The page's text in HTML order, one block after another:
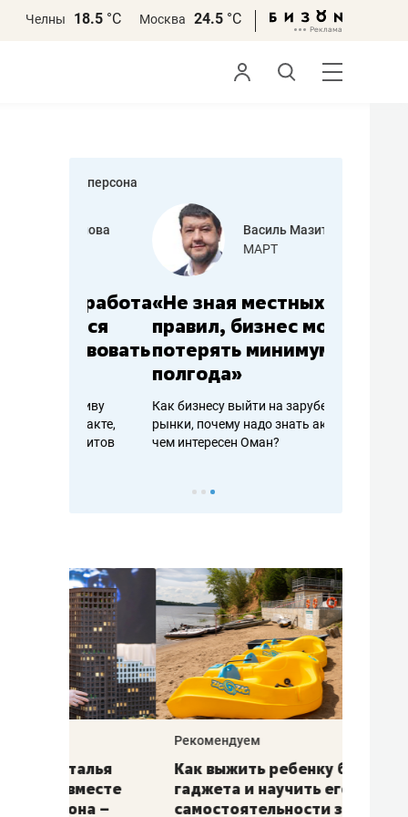
Челны 18.5 °С Москва 24.5 °С
персона
Василь Мазитов
МАРТ
«Не зная местных
правил, бизнес может
потерять минимум
полгода»
Как бизнесу выйти на зарубежные
рынки, почему надо знать аксакалов и
чем интересен Оман?
Как выжить ребенку без
гаджета и научить его
самостоятельности за 18